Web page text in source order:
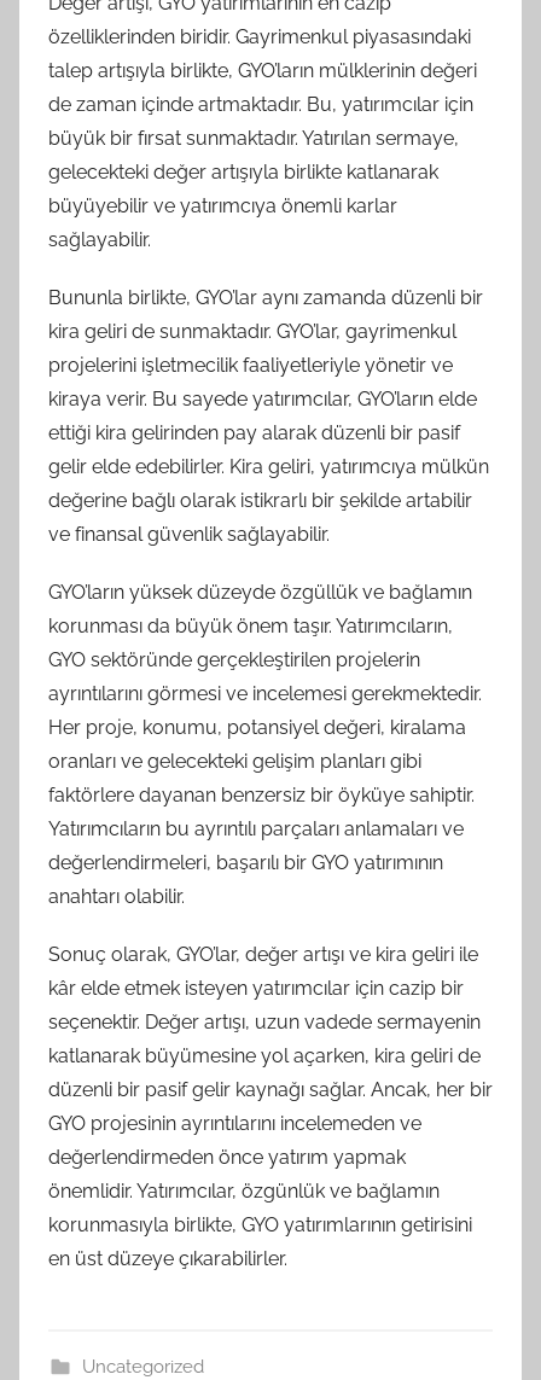
özelliklerinden biridir. Gayrimenkul piyasasındaki
talep artışıyla birlikte, GYO’ların mülklerinin değeri
de zaman içinde artmaktadır. Bu, yatırımcılar için
büyük bir fırsat sunmaktadır. Yatırılan sermaye,
gelecekteki değer artışıyla birlikte katlanarak
büyüyebilir ve yatırımcıya önemli karlar
sağlayabilir.
Bununla birlikte, GYO’lar aynı zamanda düzenli bir
kira geliri de sunmaktadır. GYO’lar, gayrimenkul
projelerini işletmecilik faaliyetleriyle yönetir ve
kiraya verir. Bu sayede yatırımcılar, GYO’ların elde
ettiği kira gelirinden pay alarak düzenli bir pasif
gelir elde edebilirler. Kira geliri, yatırımcıya mülkün
değerine bağlı olarak istikrarlı bir şekilde artabilir
ve finansal güvenlik sağlayabilir.
GYO’ların yüksek düzeyde özgüllük ve bağlamın
korunması da büyük önem taşır. Yatırımcıların,
GYO sektöründe gerçekleştirilen projelerin
ayrıntılarını görmesi ve incelemesi gerekmektedir.
Her proje, konumu, potansiyel değeri, kiralama
oranları ve gelecekteki gelişim planları gibi
faktörlere dayanan benzersiz bir öyküye sahiptir.
Yatırımcıların bu ayrıntılı parçaları anlamaları ve
değerlendirmeleri, başarılı bir GYO yatırımının
anahtarı olabilir.
Sonuç olarak, GYO’lar, değer artışı ve kira geliri ile
kâr elde etmek isteyen yatırımcılar için cazip bir
seçenektir. Değer artışı, uzun vadede sermayenin
katlanarak büyümesine yol açarken, kira geliri de
düzenli bir pasif gelir kaynağı sağlar. Ancak, her bir
GYO projesinin ayrıntılarını incelemeden ve
değerlendirmeden önce yatırım yapmak
önemlidir. Yatırımcılar, özgünlük ve bağlamın
korunmasıyla birlikte, GYO yatırımlarının getirisini
en üst düzeye çıkarabilirler.
Uncategorized